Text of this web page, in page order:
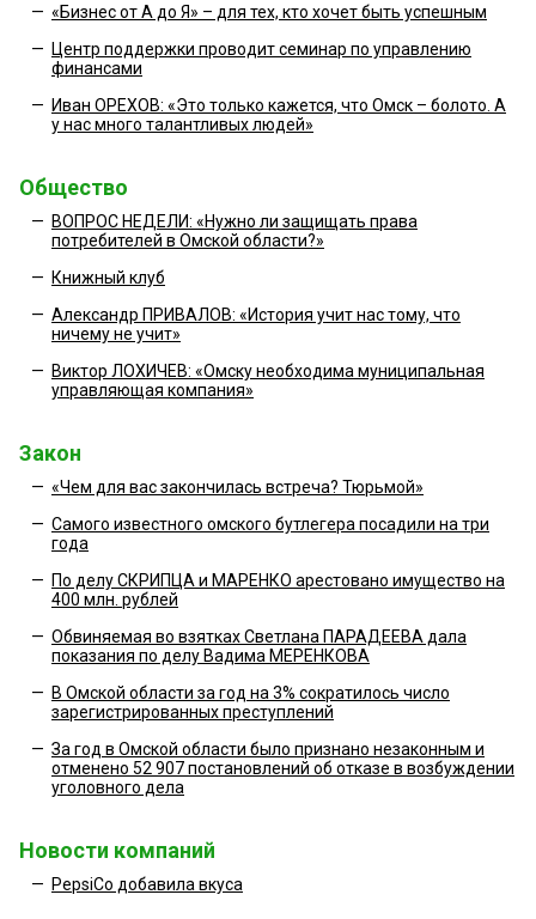
— «Бизнес от А до Я» – для тех, кто хочет быть успешным
— Центр поддержки проводит семинар по управлению
финансами
— Иван ОРЕХОВ: «Это только кажется, что Омск – болото. А
у нас много талантливых людей»
Общество
— ВОПРОС НЕДЕЛИ: «Нужно ли защищать права
потребителей в Омской области?»
— Книжный клуб
— Александр ПРИВАЛОВ: «История учит нас тому, что
ничему не учит»
— Виктор ЛОХИЧЕВ: «Омску необходима муниципальная
управляющая компания»
Закон
— «Чем для вас закончилась встреча? Тюрьмой»
— Самого известного омского бутлегера посадили на три
года
— По делу СКРИПЦА и МАРЕНКО арестовано имущество на
400 млн. рублей
— Обвиняемая во взятках Светлана ПАРАДЕЕВА дала
показания по делу Вадима МЕРЕНКОВА
— В Омской области за год на 3% сократилось число
зарегистрированных преступлений
— За год в Омской области было признано незаконным и
отменено 52 907 постановлений об отказе в возбуждении
уголовного дела
Новости компаний
— PepsiCo добавила вкуса